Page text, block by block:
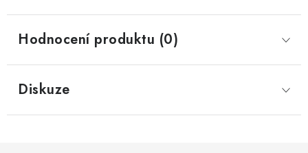
Hodnocení produktu (0)
Diskuze